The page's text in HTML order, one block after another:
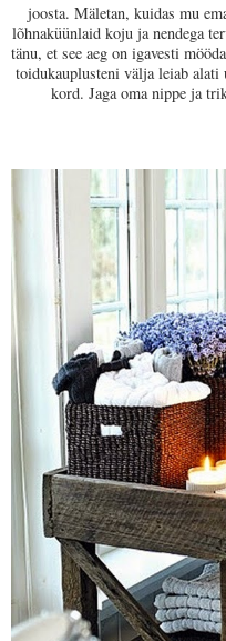
joosta. Mäletan, kuidas mu
lõhnaküünlaid koju ja nendega
tänu, et see aeg on igavesti
toidukauplusteni välja leiab
kord. Jaga oma nippe ja